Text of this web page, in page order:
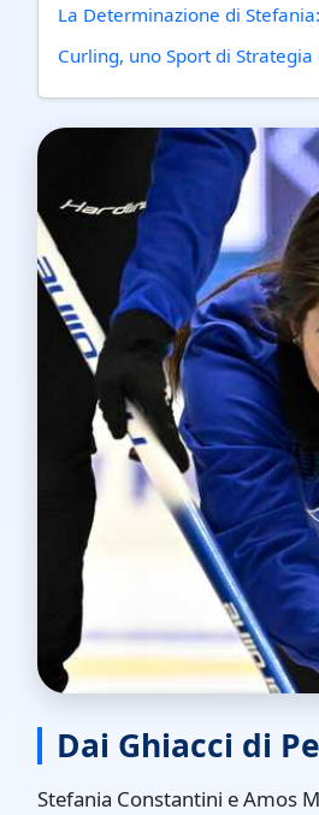
La Determinazione di
Curling, uno Sport di Strategia
Dai Ghiacci di
Stefania Constantini e Amos